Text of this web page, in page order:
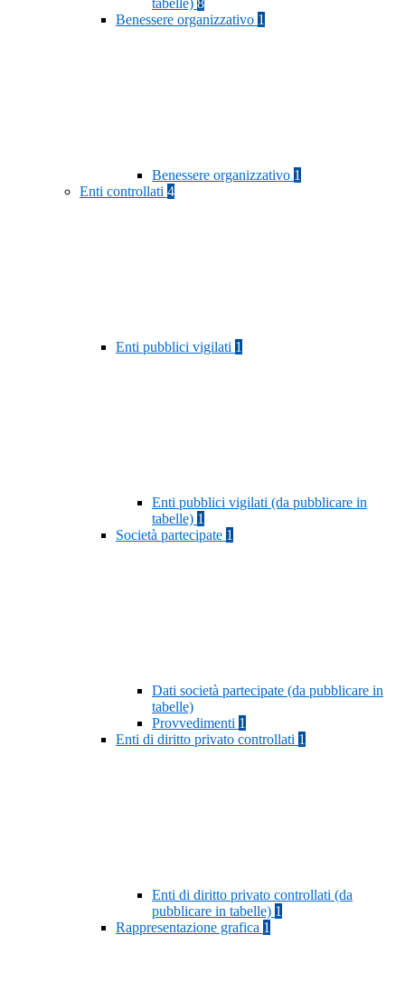
tabelle) 8
Benessere organizzativo 1
Benessere organizzativo 1
Enti controllati 4
Enti pubblici vigilati 1
Enti pubblici vigilati (da pubblicare in
tabelle) 1
Società partecipate 1
Dati società partecipate (da pubblicare in
tabelle)
Provvedimenti 1
Enti di diritto privato controllati 1
Enti di diritto privato controllati (da
pubblicare in tabelle) 1
Rappresentazione grafica 1